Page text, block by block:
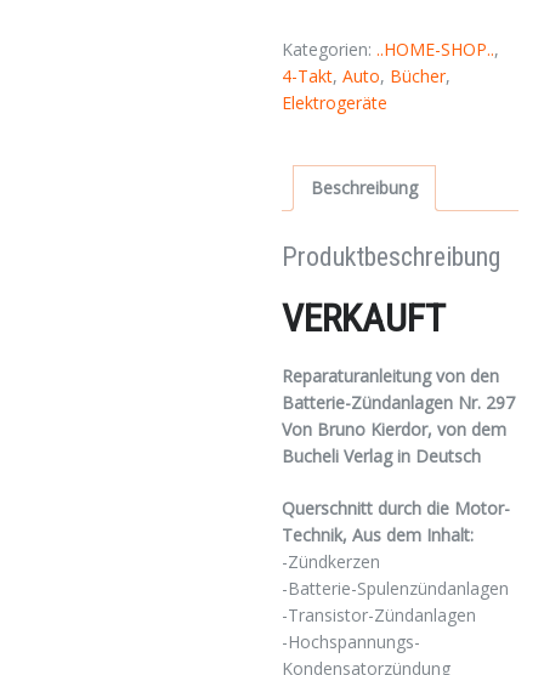
Kategorien:..HOME-SHOP..,
4-Takt,Auto, Bücher,
Elektrogeräte
Beschreibung
Produktbeschreibung
VERKAUFT
Reparaturanleitung von den
Batterie-Zündanlagen Nr. 297
Von Bruno Kierdor, von dem
Bucheli Verlag in Deutsch
Querschnitt durch die Motor-
Technik, Aus dem Inhalt:
-Zündkerzen
-Batterie-Spulenzündanlagen
-Transistor-Zündanlagen
-Hochspannungs-
Kondensatorzündung